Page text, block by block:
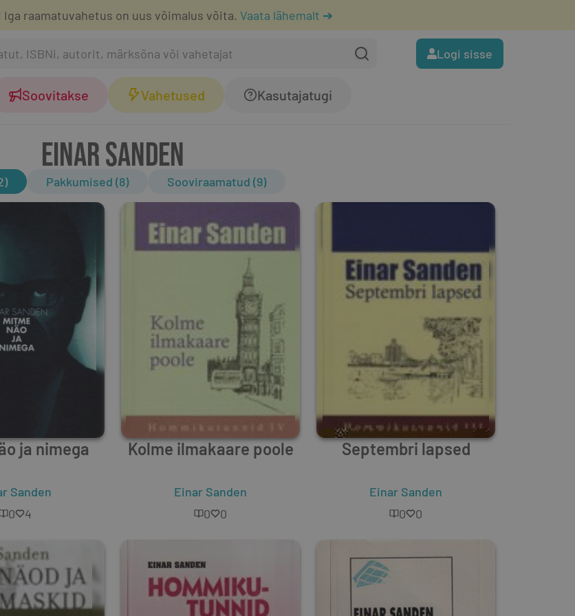
Iga raamatuvahetus on uus võimalus võita. Vaata lähemalt ➔
Logi sisse
Soovitakse Vahetused Kasutajatugi
EINAR SANDEN
Pakkumised (8) Sooviraamatud (9)
ja nimega
Sanden
0
4
Kolme ilmakaare poole
Einar Sanden
0
0
Septembri lapsed
Einar Sanden
0
0